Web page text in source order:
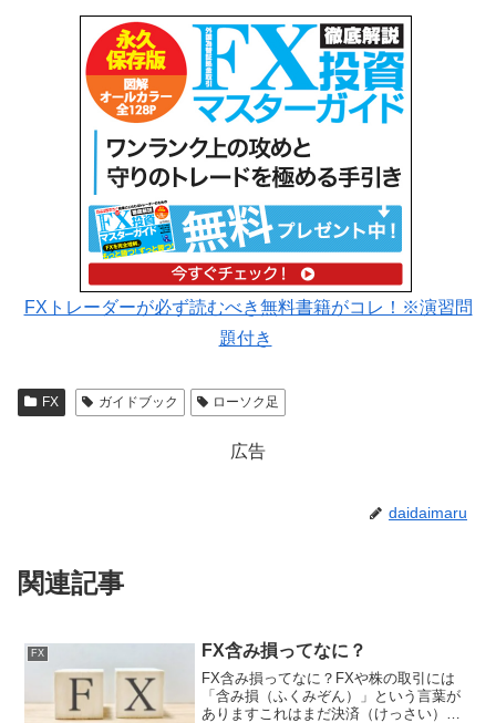
FXトレーダーが必ず読むべき無料書籍がコレ！※演習問
題付き
FX ガイドブック ローソク足
広告
daidaimaru
関連記事
FX FX含み損ってなに？
FX含み損ってなに？FXや株の取引には
「含み損（ふくみぞん）」という言葉が
ありますこれはまだ決済（けっさい）し